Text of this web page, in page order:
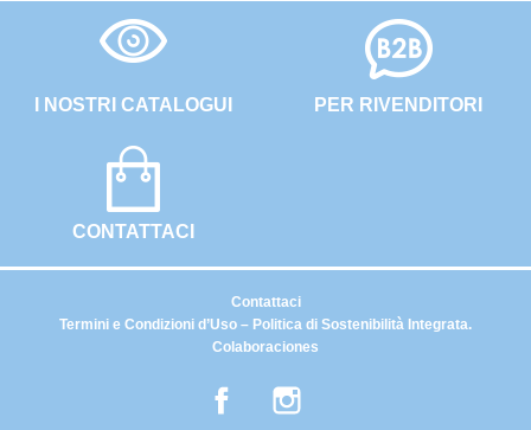
I NOSTRI CATALOGUI
CONTATTACI
PER RIVENDITORI
Termini e Condizioni d’Uso – Politica di Sostenibilità Integrata.
Colaboraciones
Contattaci
Facebook